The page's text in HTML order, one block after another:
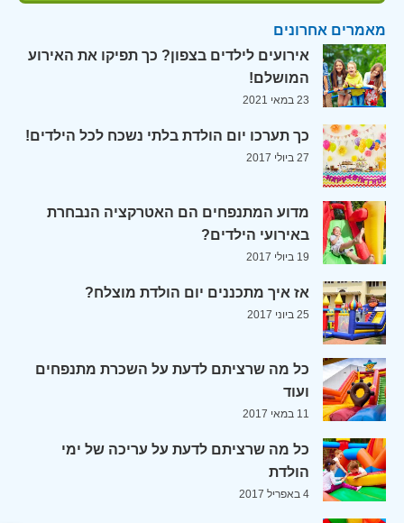
מאמרים אחרונים
אירועים לילדים בצפון? כך תפיקו את האירוע
המושלם!
23 במאי 2021
כך תערכו יום הולדת בלתי נשכח לכל הילדים!
27 ביולי 2017
מדוע המתנפחים הם האטרקציה הנבחרת
באירועי הילדים?
19 ביולי 2017
אז איך מתכננים יום הולדת מוצלח?
25 ביוני 2017
כל מה שרציתם לדעת על השכרת מתנפחים
ועוד
11 במאי 2017
כל מה שרציתם לדעת על עריכה של ימי
הולדת
4 באפריל 2017